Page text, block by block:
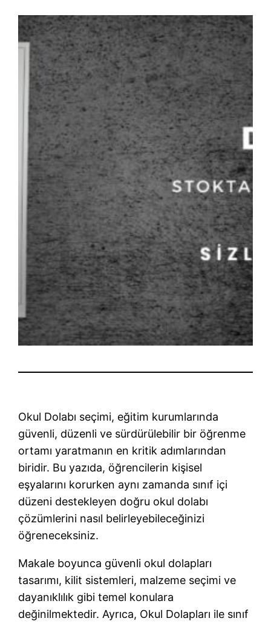
Okul Dolabı seçimi, eğitim kurumlarında
güvenli, düzenli ve sürdürülebilir bir öğrenme
ortamı yaratmanın en kritik adımlarından
biridir. Bu yazıda, öğrencilerin kişisel
eşyalarını korurken aynı zamanda sınıf içi
düzeni destekleyen doğru okul dolabı
çözümlerini nasıl belirleyebileceğinizi
öğreneceksiniz.
Makale boyunca güvenli okul dolapları
tasarımı, kilit sistemleri, malzeme seçimi ve
dayanıklılık gibi temel konulara
değinilmektedir. Ayrıca, Okul Dolapları ile sınıf